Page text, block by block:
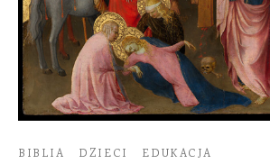
BIBLIA DZIECI EDUKACJA